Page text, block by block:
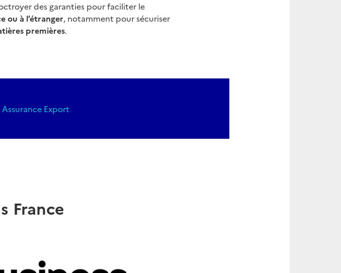
des garanties pour faciliter le
ou à l’étranger, notamment pour sécuriser
premières.
Export
France